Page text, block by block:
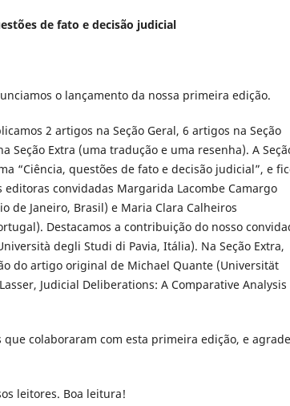
de fato e decisão judicial
o lançamento da nossa primeira edição.
2 artigos na Seção Geral, 6 artigos na Seção
Seção Extra (uma tradução e uma resenha). A
“Ciência, questões de fato e decisão judicial”, e
convidadas Margarida Lacombe Camargo
de Janeiro, Brasil) e Maria Clara Calheiros
Destacamos a contribuição do nosso
degli Studi di Pavia, Itália). Na Seção Extra,
do artigo original de Michael Quante (Universität
Judicial Deliberations: A Comparative Analysis
colaboraram com esta primeira edição, e
leitores. Boa leitura!